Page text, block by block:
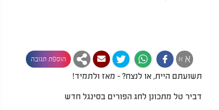
א א הוספת תגובה
תשועתם היית, או לנצח? - מאז ולתמיד!
דביר טל מתכונן לחג הפורים בסינגל חדש